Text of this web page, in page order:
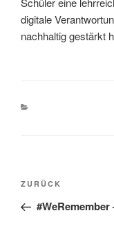
digitale
nachhaltig gestärkt
Vorheriger
Beitrag
ZURÜCK
#WeRemember